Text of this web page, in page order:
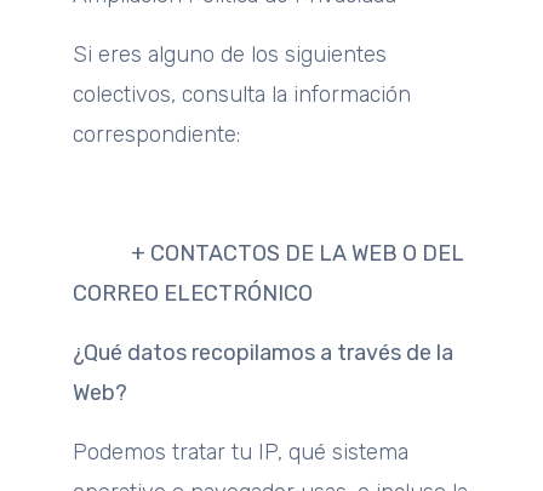
Si eres alguno de los siguientes
colectivos, consulta la información
correspondiente:
+ CONTACTOS DE LA WEB O DEL
CORREO ELECTRÓNICO
¿Qué datos recopilamos a través de la
Web?
Podemos tratar tu IP, qué sistema